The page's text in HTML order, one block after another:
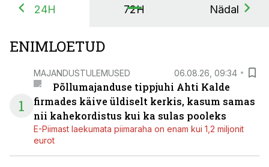
24H 72H Nädal
ENIMLOETUD
1
MAJANDUSTULEMUSED 06.08.26, 09:34
Põllumajanduse tippjuhi Ahti Kalde
firmades käive üldiselt kerkis, kasum samas
nii kahekordistus kui ka sulas pooleks
E-Piimast laekumata piimaraha on enam kui 1,2 miljonit
eurot